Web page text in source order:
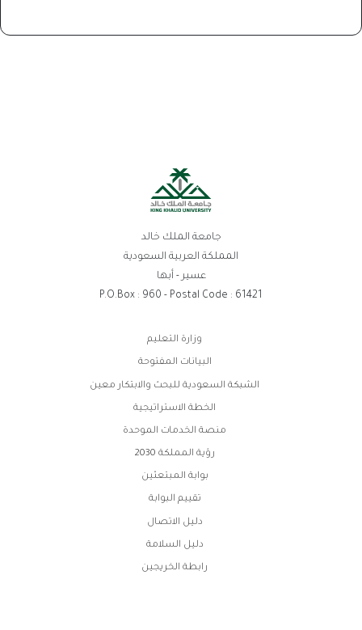
جامعة الملك خالد
المملكة العربية السعودية
عسير - أبها
P.O.Box : 960 - Postal Code : 61421
وزارة التعليم
البيانات المفتوحة
الشبكة السعودية للبحث والابتكار معين
الخطة الاستراتيجية
منصة الخدمات الموحدة
رؤية المملكة 2030
بوابة المبتعثين
تقييم البوابة
دليل الاتصال
دليل السلامة
رابطة الخريجين